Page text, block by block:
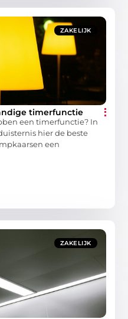
ZAKELIJK
timerfunctie
een timerfunctie? In
hier de beste
een
ZAKELIJK